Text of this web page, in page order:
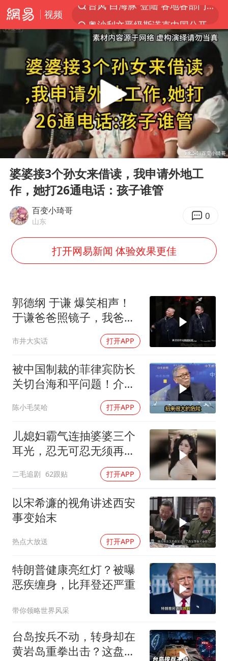
视频
路虎卫士110 HSE限时降价
上海鼓励居家办公
部分银行上调存款利率
小沈阳加盟《披荆斩棘》
新疆生产建设兵团生态环境局原局长被查
朱一龙的鼻子怎么了
大疆错失宇树
4.2平卫生间补漏注胶花1.55万
上海地铁4条线路全线停运
56岁刘奕君跟13岁女儿合跳
Play
00:00 19:28
婆婆接3个孙女来借读，我申请外地工
作，她打26通电话：孩子谁管
百变小琦哥
山东 0
打开网易新闻 体验效果更佳
郭德纲 于谦 爆笑相声！
于谦爸爸照镜子，我爸爸
东方不败呀，两口子长反
了
市井大实话 打开APP
被中国制裁的菲律宾防长
关切台海和平问题！介文
陈小毛笑哈 打开APP
儿媳妇霸气连抽婆婆三个
耳光，忍无可忍无须再
二毛追剧 62跟贴 打开APP
以宋希濂的视角讲述西安
事变始末
热点大放送 打开APP
特朗普健康亮红灯？被曝
恶疾缠身，比拜登还严重
带你领略世界风采
台岛按兵不动，转身却在
黄岩岛重拳出击？这盘大